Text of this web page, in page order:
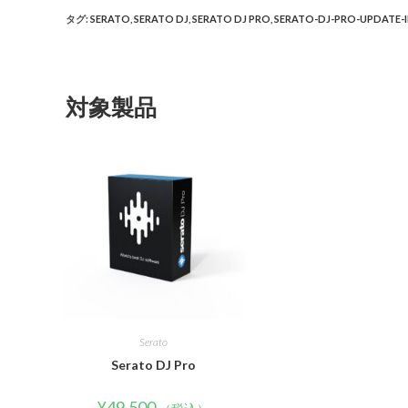
タグ:SERATO SERATO DJ SERATO DJ PRO SERATO-DJ-PRO-UPDATE-
対象製品
Serato
Serato DJ Pro